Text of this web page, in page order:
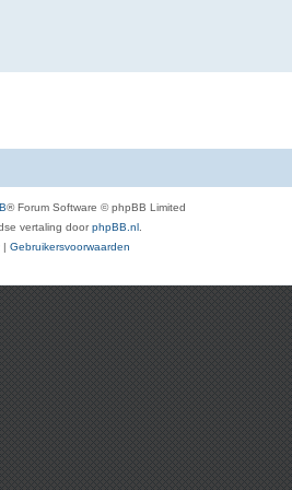
® Forum Software © phpBB Limited
vertaling doorphpBB.nl
| Gebruikersvoorwaarden